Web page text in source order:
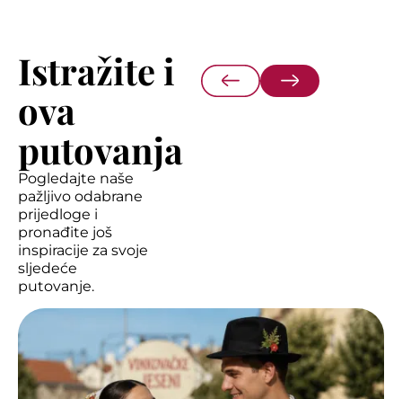
Istražite i
ova
putovanja
Pogledajte naše
pažljivo odabrane
prijedloge i
pronađite još
inspiracije za svoje
sljedeće
putovanje.